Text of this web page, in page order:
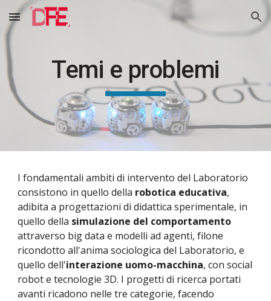
Skip to main content Skip to navigation
Temi e problemi
I fondamentali ambiti di intervento del Laboratorio
consistono in quello della robotica educativa,
adibita a progettazioni di didattica sperimentale, in
quello della simulazione del comportamento
attraverso big data e modelli ad agenti, filone
ricondotto all'anima sociologica del Laboratorio, e
quello dell'interazione uomo-macchina, con social
robot e tecnologie 3D. I progetti di ricerca portati
avanti ricadono nelle tre categorie, facendo